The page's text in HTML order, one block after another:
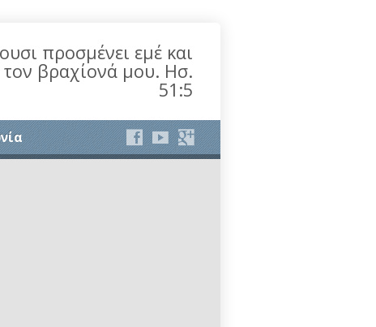
προσμένει εμέ και
τον βραχίονά μου. Ησ.
51:5